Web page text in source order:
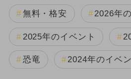
無料・格安 2026年
2025年のイベント
恐竜 2024年のイベ